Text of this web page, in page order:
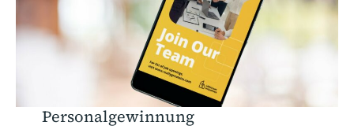
Personalgewinnung